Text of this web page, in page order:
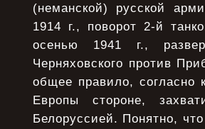
(неманской) русской
1914 г., поворот 2-й
осенью 1941 г.,
Черняховского против
общее правило, согласно
Европы стороне,
Белоруссией. Понятно,